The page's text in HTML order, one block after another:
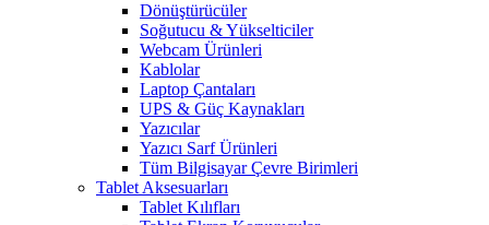
Dönüştürücüler
Soğutucu & Yükselticiler
Webcam Ürünleri
Kablolar
Laptop Çantaları
UPS & Güç Kaynakları
Yazıcılar
Yazıcı Sarf Ürünleri
Tüm Bilgisayar Çevre Birimleri
Tablet Aksesuarları
Tablet Kılıfları